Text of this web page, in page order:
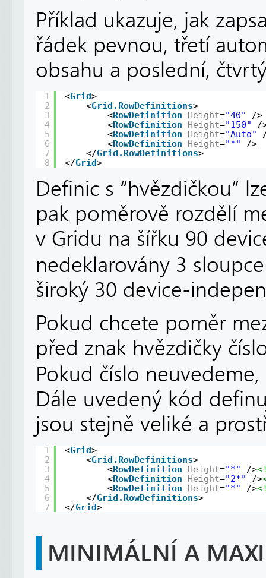
Příklad ukazuje, jak
řádek pevnou, třetí
obsahu a poslední,
1
2
3
4
5
6
7
8
<Grid>
<Grid.RowDefinitions>
<RowDefinition Height="40"
/>
<RowDefinition Height="150"
/
<RowDefinition Height="Auto"
<RowDefinition Height="*"
/>
</Grid.RowDefinitions>
</Grid>
Definic s “hvězdičkou”
pak poměrově rozdělí
v Gridu na šířku 90
nedeklarovány 3
široký 30 device-
Pokud chcete poměr
před znak hvězdičky
Pokud číslo
Dále uvedený kód
jsou stejně veliké a
1
2
3
4
5
6
7
<Grid>
<Grid.RowDefinitions>
<RowDefinition Height="*" />
<RowDefinition Height="2*" />
<RowDefinition Height="*" />
</Grid.RowDefinitions>
</Grid>
MINIMÁLNÍ A